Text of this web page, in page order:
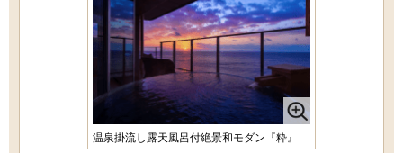
温泉掛流し露天風呂付絶景和モダン『粋』